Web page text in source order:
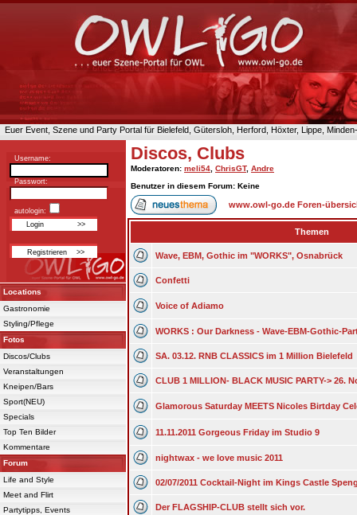
Euer Event, Szene und Party Portal für Bielefeld, Gütersloh, Herford, Höxter, Lippe,
Username:
Passwort:
autologin:
Locations
Gastronomie
Styling/Pflege
Fotos
Discos/Clubs
Veranstaltungen
Kneipen/Bars
Sport(NEU)
Specials
Top Ten Bilder
Kommentare
Forum
Life and Style
Meet and Flirt
Partytipps, Events
Discos, Clubs
Moderatoren: meli54 ChrisGT, Andre
Benutzer in diesem Forum: Keine
www.owl-go.de Foren-
Themen
Wave, EBM, Gothic im "WORKS", Osnabrück
Confetti
Voice of Adiamo
WORKS : Our Darkness - Wave-EBM-Gothic-
SA. 03.12. RNB CLASSICS im 1 Million Bielefeld
CLUB 1 MILLION- BLACK MUSIC PARTY-> 26.
Glamorous Saturday MEETS Nicoles Birtday
11.11.2011 Gorgeous Friday im Studio 9
nightwax - we love music 2011
02/07/2011 Cocktail-Night im Kings Castle
Der FLAGSHIP-CLUB stellt sich vor.